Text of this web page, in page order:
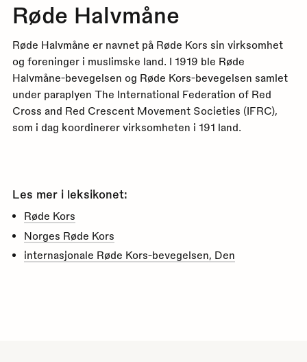
Røde Halvmåne
Røde Halvmåne er navnet på Røde Kors sin virksomhet
og foreninger i muslimske land. I 1919 ble Røde
Halvmåne-bevegelsen og Røde Kors-bevegelsen samlet
under paraplyen The International Federation of Red
Cross and Red Crescent Movement Societies (IFRC),
som i dag koordinerer virksomheten i 191 land.
Les mer i leksikonet:
Røde Kors
Norges Røde Kors
internasjonale Røde Kors-bevegelsen, Den